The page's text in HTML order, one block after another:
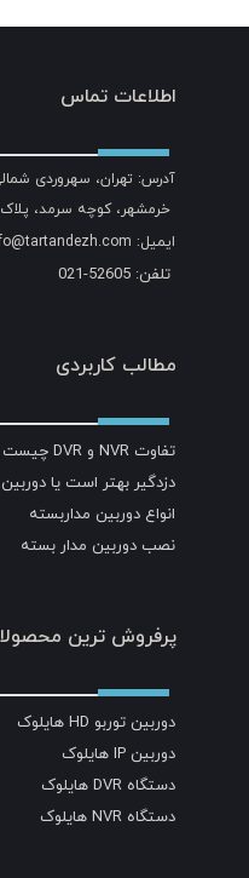
اطلاعات تماس
آدرس: تهران، سهروردی
خرمشهر، کوچه سرمد، پلاک 1
ایمیل: info@tartandezh.com
تلفن: 52605-021
مطالب کاربردی
تفاوت NVR و DVR چیست
دزدگیر بهتر است یا
انواع دوربین مداربسته
نصب دوربین مدار بسته
پرفروش ترین
دوربین توربو HD هایلوک
دوربین IP هایلوک
دستگاه DVR هایلوک
دستگاه NVR هایلوک